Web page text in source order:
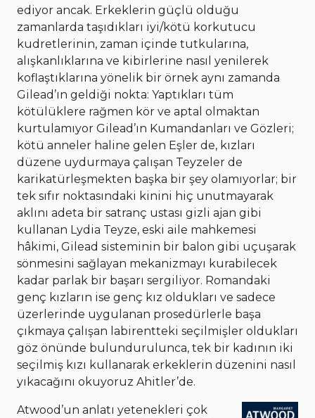
ediyor ancak. Erkeklerin güçlü olduğu
zamanlarda taşıdıkları iyi/kötü korkutucu
kudretlerinin, zaman içinde tutkularına,
alışkanlıklarına ve kibirlerine nasıl yenilerek
koflaştıklarına yönelik bir örnek aynı zamanda
Gilead’ın geldiği nokta: Yaptıkları tüm
kötülüklere rağmen kör ve aptal olmaktan
kurtulamıyor Gilead’ın Kumandanları ve Gözleri;
kötü anneler haline gelen Eşler de, kızları
düzene uydurmaya çalışan Teyzeler de
karikatürleşmekten başka bir şey olamıyorlar; bir
tek sıfır noktasındaki kinini hiç unutmayarak
aklını adeta bir satranç ustası gizli ajan gibi
kullanan Lydia Teyze, eski aile mahkemesi
hâkimi, Gilead sisteminin bir balon gibi uçuşarak
sönmesini sağlayan mekanizmayı kurabilecek
kadar parlak bir başarı sergiliyor. Romandaki
genç kızların ise genç kız oldukları ve sadece
üzerlerinde uygulanan prosedürlerle başa
çıkmaya çalışan labirentteki seçilmişler oldukları
göz önünde bulundurulunca, tek bir kadının iki
seçilmiş kızı kullanarak erkeklerin düzenini nasıl
yıkacağını okuyoruz Ahitler’de.
Atwood’un anlatı yetenekleri çok